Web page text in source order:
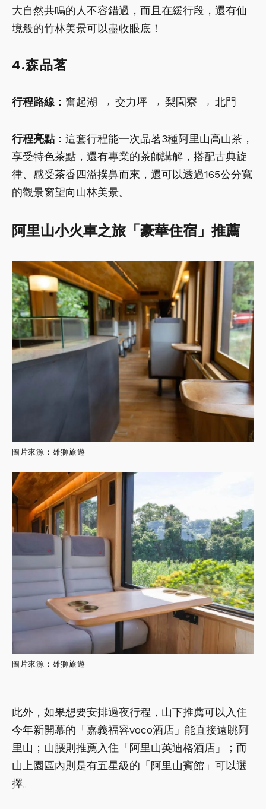
大自然共鳴的人不容錯過，而且在緩行段，還有仙
境般的竹林美景可以盡收眼底！
4.森品茗
行程路線：奮起湖 → 交力坪 → 梨園寮 → 北門
行程亮點：這套行程能一次品茗3種阿里山高山茶，
享受特色茶點，還有專業的茶師講解，搭配古典旋
律、感受茶香四溢撲鼻而來，還可以透過165公分寬
的觀景窗望向山林美景。
阿里山小火車之旅「豪華住宿」推薦
圖片來源：雄獅旅遊
圖片來源：雄獅旅遊
此外，如果想要安排過夜行程，山下推薦可以入住
今年新開幕的「嘉義福容voco酒店」能直接遠眺阿
里山；山腰則推薦入住「阿里山英迪格酒店」；而
山上園區內則是有五星級的「阿里山賓館」可以選
擇。